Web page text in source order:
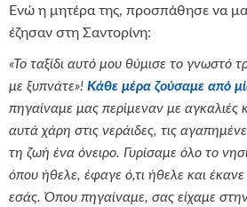
Ενώ η μητέρα της, προσπάθησε να
έζησαν στη Σαντορίνη:
«Το ταξίδι αυτό μου θύμισε το γνωστό
με ξυπνάτε»! Κάθε μέρα ζούσαμε από
πηγαίναμε μας περίμεναν με αγκαλιές
αυτά χάρη στις νεράιδες, τις
τη ζωή ένα όνειρο. Γυρίσαμε όλο το
όπου ήθελε, έφαγε ό,τι ήθελε και
εσάς. Όπου πηγαίναμε, σας είχαμε